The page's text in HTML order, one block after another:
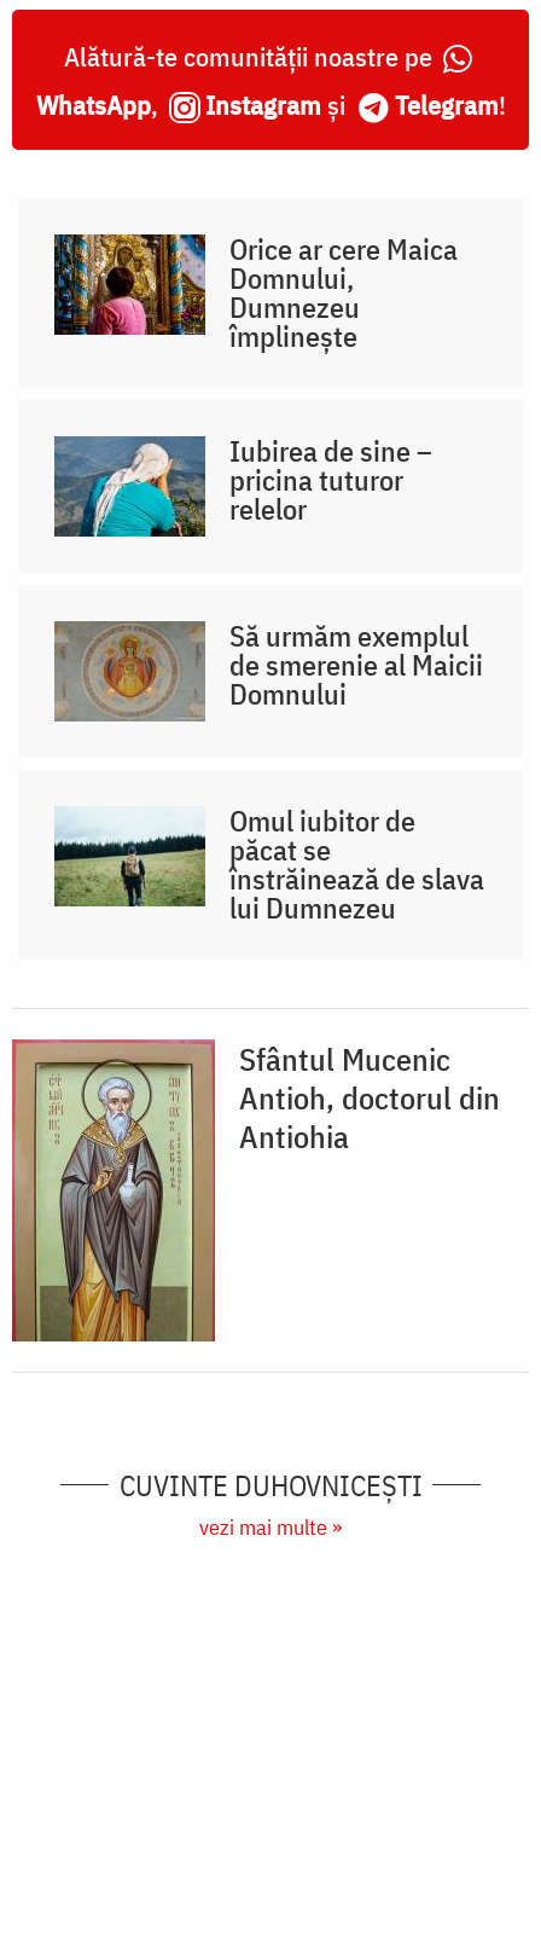
Alătură-te comunității noastre pe
WhatsApp, Instagram și Telegram!
Orice ar cere Maica
Domnului,
Dumnezeu
împlinește
Iubirea de sine –
pricina tuturor
relelor
Să urmăm exemplul
de smerenie al Maicii
Domnului
Omul iubitor de
păcat se
înstrăinează de slava
lui Dumnezeu
Sfântul Mucenic
Antioh, doctorul din
Antiohia
CUVINTE DUHOVNICEȘTI
vezi mai multe »